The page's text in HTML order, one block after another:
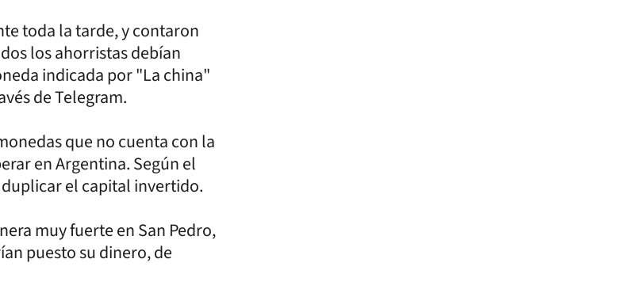
toda la tarde, y contaron
los ahorristas debían
indicada por "La china"
de Telegram.
que no cuenta con la
en Argentina. Según el
el capital invertido.
muy fuerte en San Pedro,
puesto su dinero, de